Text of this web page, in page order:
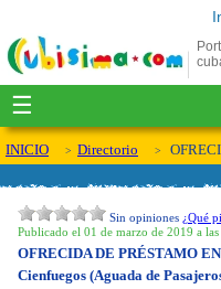
☰
INICIO Directorio
Sin opiniones ¿Qué
Publicado el 01 de marzo de 2019 a las
OFRECIDA DE PRÉSTAMO
Cienfuegos (Aguada de